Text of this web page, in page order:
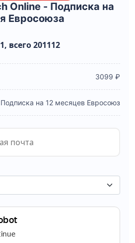
Online - Подписка на
Евросоюза
всего 201112
3099 ₽
Подписка на 12 месяцев Евросоюз